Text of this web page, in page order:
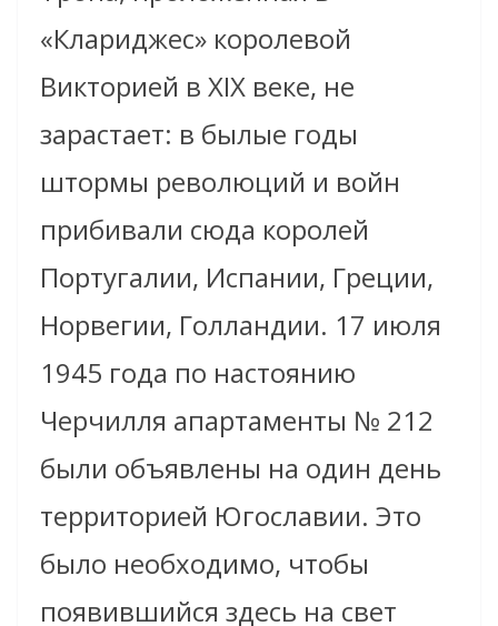
«Клариджес» королевой
Викторией в XIX веке, не
зарастает: в былые годы
штормы революций и войн
прибивали сюда королей
Португалии, Испании, Греции,
Норвегии, Голландии. 17 июля
1945 года по настоянию
Черчилля апартаменты № 212
были объявлены на один день
территорией Югославии. Это
было необходимо, чтобы
появившийся здесь на свет